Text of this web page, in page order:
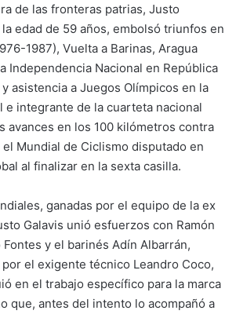
de las fronteras patrias, Justo
edad de 59 años, embolsó triunfos en
1987), Vuelta a Barinas, Aragua
Independencia Nacional en República
asistencia a Juegos Olímpicos en la
e integrante de la cuarteta nacional
avances en los 100 kilómetros contra
Mundial de Ciclismo disputado en
al finalizar en la sexta casilla.
ganadas por el equipo de la ex
Galavis unió esfuerzos con Ramón
Fontes y el barinés Adín Albarrán,
el exigente técnico Leandro Coco,
en el trabajo específico para la marca
que, antes del intento lo acompañó a